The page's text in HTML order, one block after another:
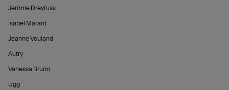
Jérôme Dreyfuss
Isabel Marant
Jeanne Vouland
Autry
Vanessa Bruno
Ugg